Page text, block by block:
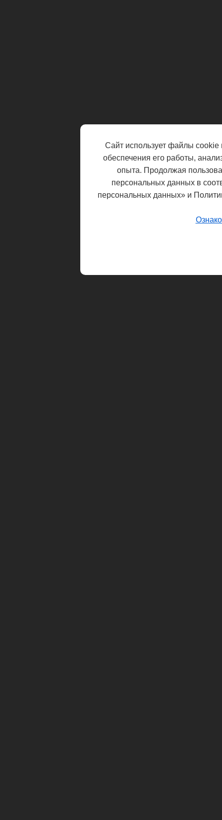
Сайт использует файлы cookie
обеспечения его работы,
опыта. Продолжая
персональных данных в
персональных данных» и